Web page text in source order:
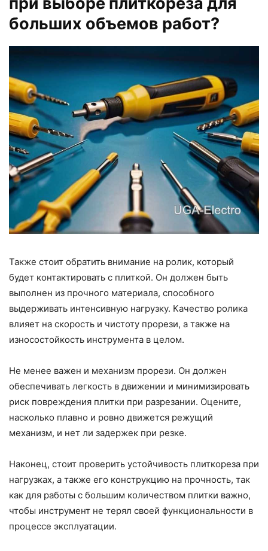
больших объемов работ?
Также стоит обратить внимание на ролик, который
будет контактировать с плиткой. Он должен быть
выполнен из прочного материала, способного
выдерживать интенсивную нагрузку. Качество ролика
влияет на скорость и чистоту прорези, а также на
износостойкость инструмента в целом.
Не менее важен и механизм прорези. Он должен
обеспечивать легкость в движении и минимизировать
риск повреждения плитки при разрезании. Оцените,
насколько плавно и ровно движется режущий
механизм, и нет ли задержек при резке.
Наконец, стоит проверить устойчивость плиткореза при
нагрузках, а также его конструкцию на прочность, так
как для работы с большим количеством плитки важно,
чтобы инструмент не терял своей функциональности в
процессе эксплуатации.